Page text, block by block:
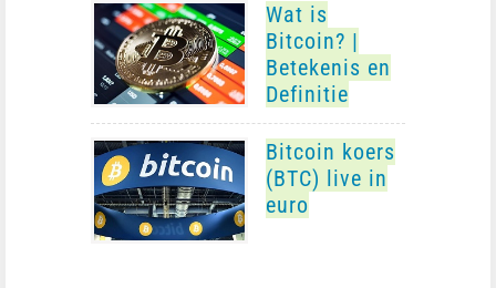
Wat is
Bitcoin? |
Betekenis en
Definitie
Bitcoin koers
(BTC) live in
euro